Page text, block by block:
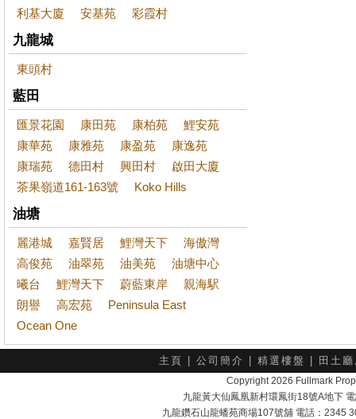
利基大廈 安基苑 彩霞村
九龍城
東頭村
藍田
匯景花園 康田苑 康柏苑
鯉安苑
康華苑
康雅苑 康盈苑
康逸苑
康瑞苑
德田村 興田村
啟田大廈
茶果嶺道161-163號
Koko Hills
油塘
麗港城 嘉賢居 鯉灣天下
海傲灣
高俊苑
油翠苑 油美苑
油塘中心
曦台
鯉灣天下 蔚藍東岸
親海駅
朗譽
高宏苑
Peninsula East
Ocean One
主頁 公司簡介 精選樓盤 田土
Copyright 2026 Fullmark
九龍黃大仙鳳凰新村環鳳街18號A地下
九龍鑽石山龍蟠苑商場107號舖 電話：2345